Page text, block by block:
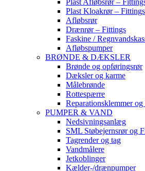
Plast Afløbsrør –
Plast Kloakrør – Fittings
Afløbsrør
Drænrør – Fittings
Faskine /
Afløbspumper
BRØNDE & DÆKSLER
Brønde og opføringsrør
Dæksler og karme
Målebrønde
Rottespærre
Reparationsklemmer
PUMPER & VAND
Nedsivningsanlæg
SML Støbejernsrør og
Tagrender og tag
Vandmålere
Jetkoblinger
Kælder-/drænpumper